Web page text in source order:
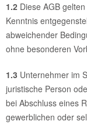
1.2 Diese AGB
Kenntnis
abweichender
ohne besonderen
1.3 Unternehmer im
juristische Person
bei Abschluss eines
gewerblichen oder